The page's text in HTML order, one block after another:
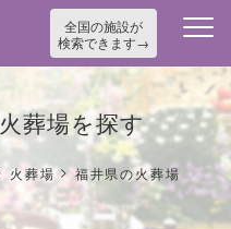
全国の施設が
検索できます
葬場を探す
火葬場>福井県の火葬場